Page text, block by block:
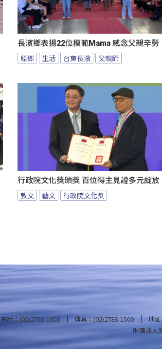
長濱鄉表揚22位模範Mama 感念父親辛勞
原鄉 生活 台東長濱 父親節
行政院文化獎頒獎 百位得主見證多元綻放
教文 藝文 行政院文化獎
電話：(02)2788-1600 傳真：(02)2788-1500
地
財團法人